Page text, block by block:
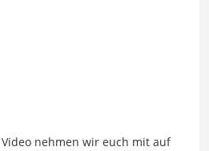
nehmen wir euch mit auf